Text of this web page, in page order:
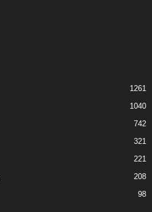
1261
1040
742
321
221
208
98